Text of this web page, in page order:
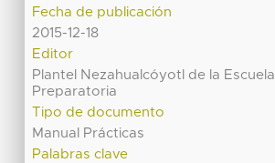
Fecha de publicación
2015-12-18
Editor
Plantel Nezahualcóyotl de la Escuela
Preparatoria
Tipo de documento
Manual Prácticas
Palabras clave